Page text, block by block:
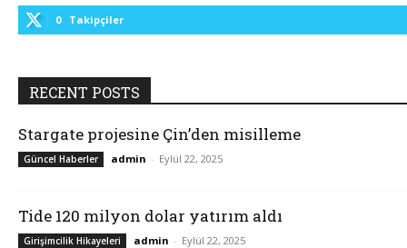
0 Takipçiler
RECENT POSTS
Stargate projesine Çin’den misilleme
Güncel Haberler admin - Eylül 22, 2025
Tide 120 milyon dolar yatırım aldı
Girişimcilik Hikayeleri admin - Eylül 22, 2025